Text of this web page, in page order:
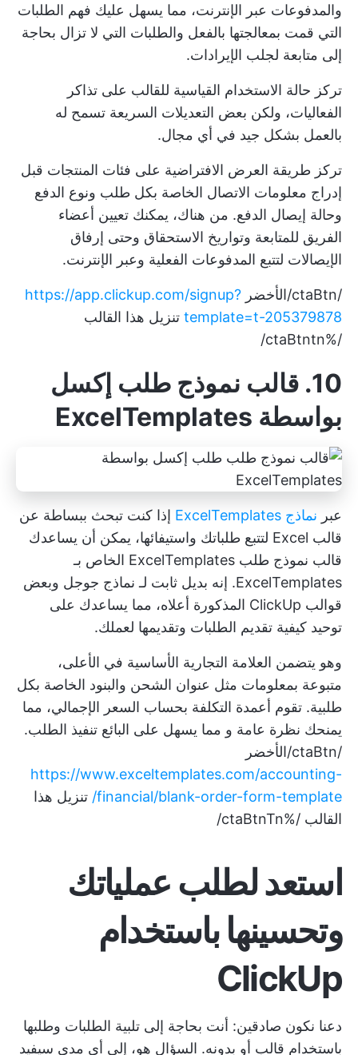
والمدفوعات عبر الإنترنت، مما يسهل عليك فهم الطلبات
التي قمت بمعالجتها بالفعل والطلبات التي لا تزال بحاجة
إلى متابعة لجلب الإيرادات.
تركز حالة الاستخدام القياسية للقالب على تذاكر
الفعاليات، ولكن بعض التعديلات السريعة تسمح له
بالعمل بشكل جيد في أي مجال.
تركز طريقة العرض الافتراضية على فئات المنتجات قبل
إدراج معلومات الاتصال الخاصة بكل طلب ونوع الدفع
وحالة إيصال الدفع. من هناك، يمكنك تعيين أعضاء
الفريق للمتابعة وتواريخ الاستحقاق وحتى إرفاق
الإيصالات لتتبع المدفوعات الفعلية وعبر الإنترنت.
/ctaBtn/الأخضر
https://app.clickup.com/signup?
template=t-205379878 تنزيل هذا القالب
/%ctaBtntn/
10. قالب نموذج طلب إكسل
بواسطة ExcelTemplates
عبر نماذج ExcelTemplates
إذا كنت تبحث ببساطة عن
قالب Excel لتتبع طلباتك واستيفائها، يمكن أن يساعدك
قالب نموذج طلب ExcelTemplates الخاص بـ
ExcelTemplates. إنه بديل ثابت لـ
نماذج جوجل وبعض
قوالب ClickUp المذكورة أعلاه، مما يساعدك على
توحيد كيفية تقديم الطلبات وتقديمها لعملك.
وهو يتضمن العلامة التجارية الأساسية في الأعلى،
متبوعة بمعلومات مثل عنوان الشحن والبنود الخاصة بكل
طلبية. تقوم أعمدة التكلفة بحساب السعر الإجمالي، مما
يمنحك نظرة عامة و مما يسهل على البائع تنفيذ الطلب.
/ctaBtn/الأخضر
https://www.exceltemplates.com/accounting-
financial/blank-order-form-template/ تنزيل هذا
القالب /%ctaBtnTn/
استعد لطلب عملياتك
وتحسينها باستخدام
ClickUp
دعنا نكون صادقين: أنت بحاجة إلى تلبية الطلبات وطلبها
باستخدام قالب أو بدونه. السؤال هو، إلى أي مدى سيفيد